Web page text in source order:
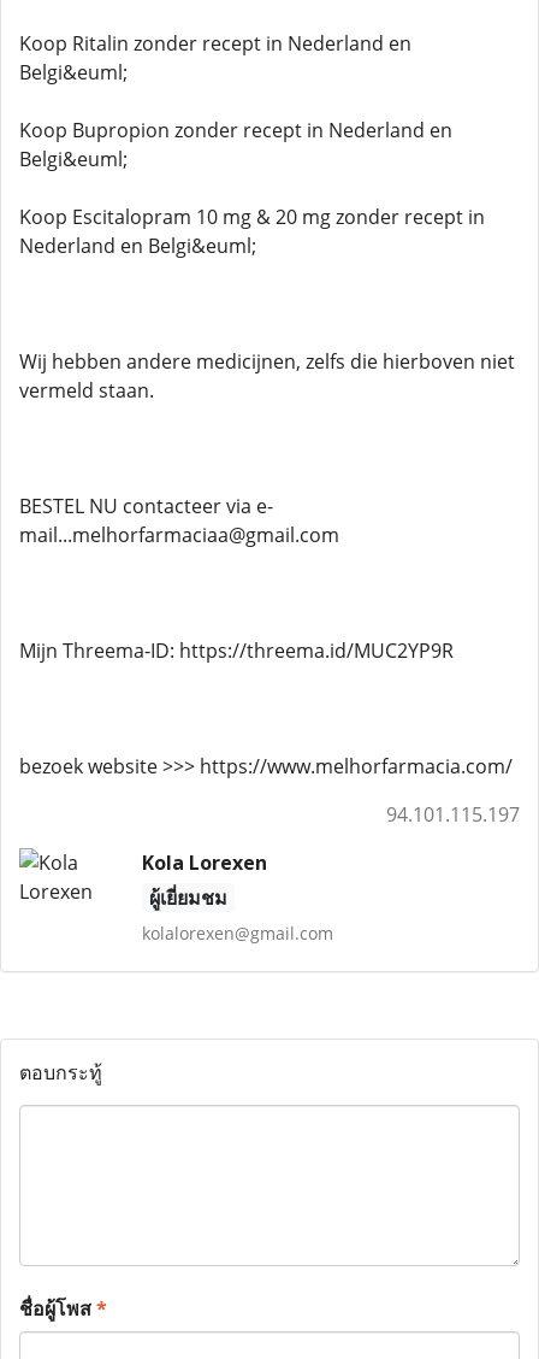
Koop Ritalin zonder recept in Nederland en
Belgi&euml;
Koop Bupropion zonder recept in Nederland en
Belgi&euml;
Koop Escitalopram 10 mg & 20 mg zonder recept in
Nederland en Belgi&euml;
Wij hebben andere medicijnen, zelfs die hierboven niet
vermeld staan.
BESTEL NU contacteer via e-
mail...melhorfarmaciaa@gmail.com
Mijn Threema-ID: https://threema.id/MUC2YP9R
bezoek website >>> https://www.melhorfarmacia.com/
94.101.115.197
Kola Lorexen
ผู้เยี่ยมชม
kolalorexen@gmail.com
ตอบกระทู้
ชื่อผู้โพส*